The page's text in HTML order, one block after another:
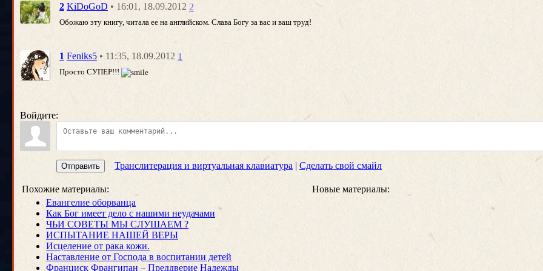
2 KiDoGoD • 16:01, 18.09.2012 2
Обожаю эту книгу, читала ее на английском. Слава Богу за вас и ваш труд!
1 Feniks5 • 11:35, 18.09.2012 1
Просто СУПЕР!!!
Войдите:
Отправить Транслитерация и виртуальная клавиатура | Сделать свой смайл
Похожие материалы:
Новые материалы:
Евангелие оборванца
Как Бог имеет дело с нашими неудачами
ЧЬИ СОВЕТЫ МЫ СЛУШАЕМ ?
ИСПЫТАНИЕ НАШЕЙ ВЕРЫ
Исцеление от рака кожи.
Наставление от Господа в воспитании детей
Франциск Франгипан – Преддверие Надежды